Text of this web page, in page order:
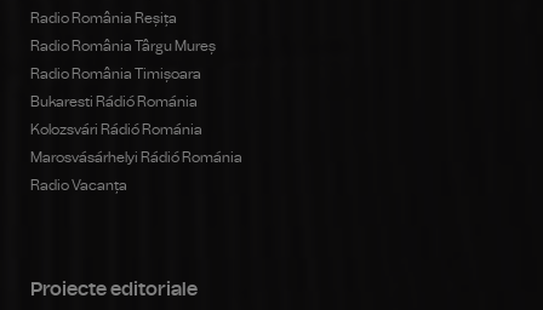
Radio România Reșița
Radio România Târgu Mureș
Radio România Timișoara
Bukaresti Rádió Románia
Kolozsvári Rádió Románia
Marosvásárhelyi Rádió Románia
Radio Vacanța
Proiecte editoriale